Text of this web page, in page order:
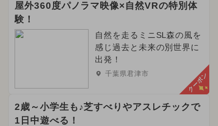
屋外360度パノラマ映像×自然VRの特別体
験！
自然を走るミニSL森の風を
感じ過去と未来の別世界に
出発！
千葉県君津市 クーポン
2歳～小学生も♪芝すべりやアスレチックで
1日中遊べる！